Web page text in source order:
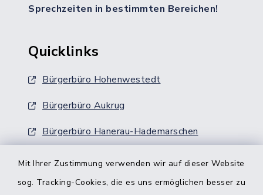
Mit Ihrer Zustimmung verwenden wir auf dieser Website
sog. Tracking-Cookies, die es uns ermöglichen besser zu
Sprechzeiten in bestimmten Bereichen!
Quicklinks
Bürgerbüro Hohenwestedt
Bürgerbüro Aukrug
Bürgerbüro Hanerau-Hademarschen
Nebenstelle Padenstedt
KFZ-Zulassungsbehörde